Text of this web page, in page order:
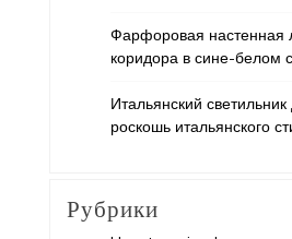
Фарфоровая настенная
коридора в сине-белом
Итальянский светильник
роскошь итальянского
Рубрики